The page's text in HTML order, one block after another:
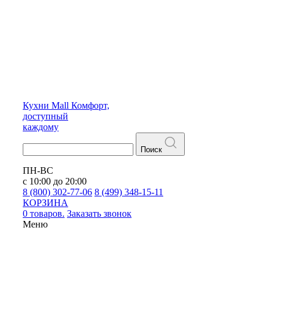
Кухни Mall Комфорт,
доступный
каждому
Поиск
ПН-ВС
с 10:00 до 20:00
8 (800) 302-77-06 8 (499) 348-15-11
КОРЗИНА
0 товаров. Заказать звонок
Меню